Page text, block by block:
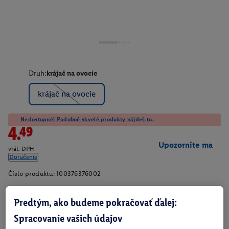
Druh:krájač na ovocie
krájač na ovocie
Nedostupné! Podobné skvelé produkty nájdeš tu.
4.49
vrát. DPH
Doručenie
Upozornite ma
Číslo produktu: 100376376002
O produkte
Predtým, ako budeme pokračovať ďalej:
Spracovanie vašich údajov